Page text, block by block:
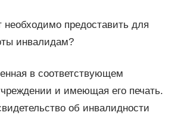
необходимо предоставить для
инвалидам?
в соответствующем
и имеющая его печать.
об инвалидности